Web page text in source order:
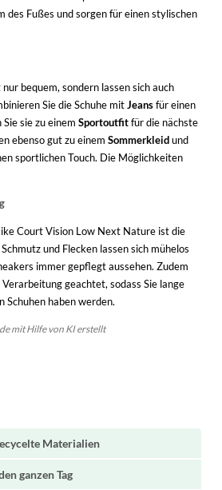
des Fußes und sorgen für einen stylischen
bequem, sondern lassen sich auch
Sie die Schuhe mitJeansfür einen
sie zu einem Sportoutfitfür die nächste
ebenso gut zu einem Sommerkleidund
sportlichen Touch. Die Möglichkeiten
Court Vision Low Next Nature ist die
und Flecken lassen sich mühelos
immer gepflegt aussehen. Zudem
geachtet, sodass Sie lange
Schuhen haben werden.
mit Hilfe von KI erstellt
Materialien
ganzen Tag